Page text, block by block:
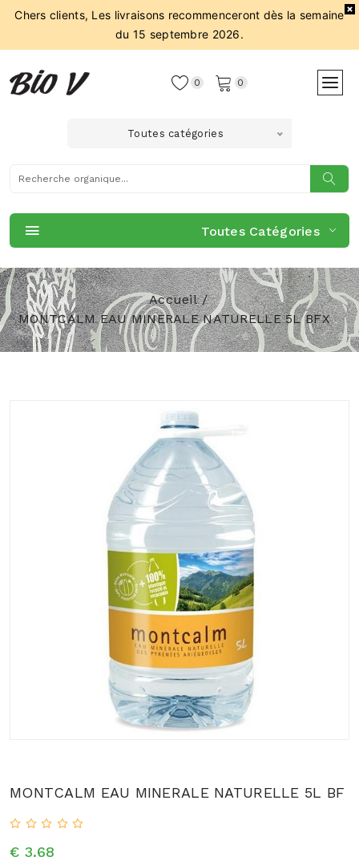
Chers clients, Les livraisons recommenceront dès la semaine
du 15 septembre 2026.
0 0
Toutes catégories
Toutes Catégories
Accueil
MONTCALM EAU MINERALE NATURELLE 5L BFX
MONTCALM EAU MINERALE NATURELLE 5L BF
€ 3.68